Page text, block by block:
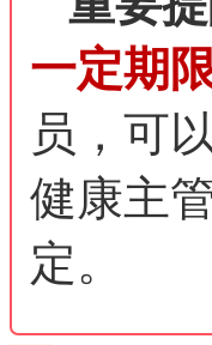
一定期
员，可
健康主
定。